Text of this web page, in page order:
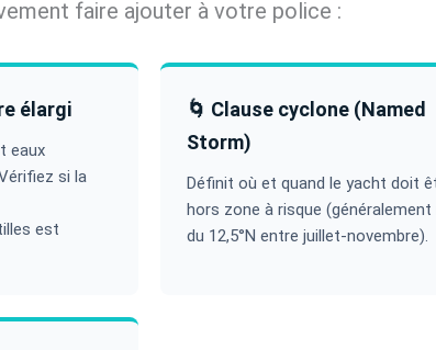
faire ajouter à votre police :
élargi
eaux
si la
est
🌀 Clause cyclone (Named
Storm)
Définit où et quand le yacht doit
hors zone à risque (généralement
du 12,5°N entre juillet-novembre).